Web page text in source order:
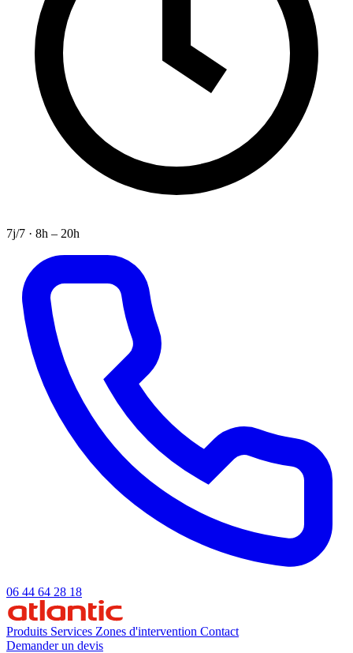
7j/7 · 8h – 20h
06 44 64 28 18
Produits Services Zones d'intervention Contact
Demander un devis